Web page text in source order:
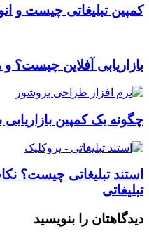
کمپین تبلیغاتی چیست و
بازاریابی آفلاین چیست؟
چگونه یک کمپین بازاریابی
استند تبلیغاتی چیست؟
تبلیغاتی
دیدگاهتان را بنویسید